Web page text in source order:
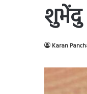
शुभेंदु
Karan